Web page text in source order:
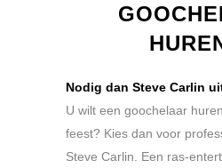
Nodig dan Steve Carlin
U wilt een goochelaar
feest? Kies dan voor
Steve Carlin. Een ras-